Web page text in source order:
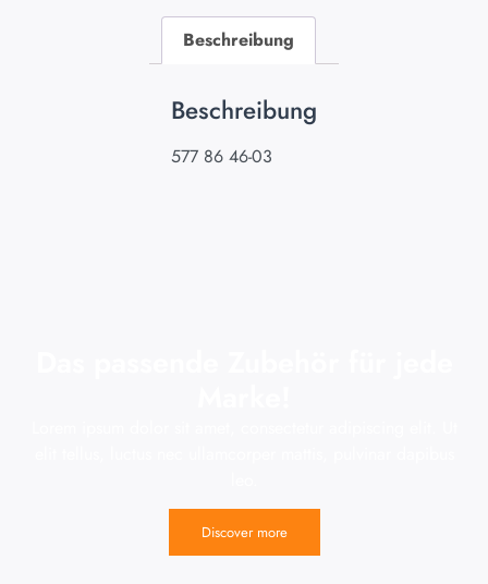
Beschreibung
Beschreibung
577 86 46-03
Discover more